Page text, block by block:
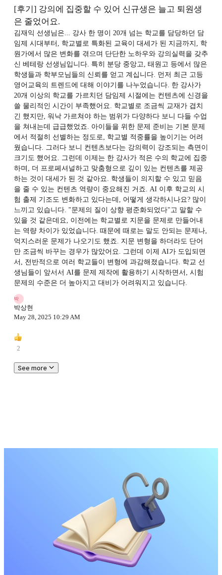
[후기] 강의에 집중할 수 있어 신규생은 늘고 퇴원생
은 줄었어요.
김재익 선생님은... 강사 한 명이 20개 넘는 학교를 담당하던 담
임제 시대부터, 학교별로 특화된 교육이 대세가 된 지금까지, 학
원가에서 많은 변화를 겪으며 단단한 노하우와 강의실력을 갖추
신 베테랑 선생님입니다. 특히 분당 중앙고, 태원고 등에서 많은
학생들과 학부모님들의 신뢰를 얻고 계십니다. 먼저 최근 고등
영어교육의 트렌드에 대해 이야기를 나누었습니다. 한 강사가
20개 이상의 학교를 가르치던 담임제 시절에는 컨텐츠에 신경을
쓸 물리적인 시간이 부족했어요. 학교별로 조금씩 교재가 겹치
긴 했지만, 워낙 가르쳐야 하는 범위가 다양하다 보니 다들 수업
을 쳐내는데 급급했었죠. 아이들을 위한 문제 준비는 기본 문제
에서 적절히 선별하는 정도로, 학교별 적중률을 높이기는 어려
웠습니다. 그러다 보니 컨텐츠보다는 강의력이 강조되는 측면이
크기도 했어요. 그런데 이제는 한 강사가 적은 수의 학교에 집중
하며, 더 프로페셔널하고 맞춤형으로 깊이 있는 컨텐츠를 제공
하는 것이 대세가 된 것 같아요. 학생들이 의지할 수 있고 믿음
을 줄 수 있는 컨텐츠 역량이 중요해진 거죠. AI 이후 학교의 시
험 출제 기조도 변화하고 있다는데, 어떻게 생각하시나요? 많이
느끼고 있습니다. "문제의 질이 상향 평준화되었다"고 말할 수
있을 것 같은데요, 이전에는 학교별로 지문을 문제로 만들어내
는 역량 차이가 있었습니다. 때문에 때로는 말도 안되는 문제나,
억지스러운 문제가 나오기도 했죠. 지문 변형을 하더라도 단어
만 조금씩 바꾸는 경우가 많았어요. 그런데 이제 AI가 도입되면
서, 전반적으로 여러 학교들이 변형에 과감해졌습니다. 학교 선
생님들이 앞서서 AI를 문제 제작에 활용하기 시작하면서, 시험
문제의 수준은 더 높아지고 대비가 어려워지고 있습니다.
박
박상현
May 28, 2025 10:29 AM
2
See more